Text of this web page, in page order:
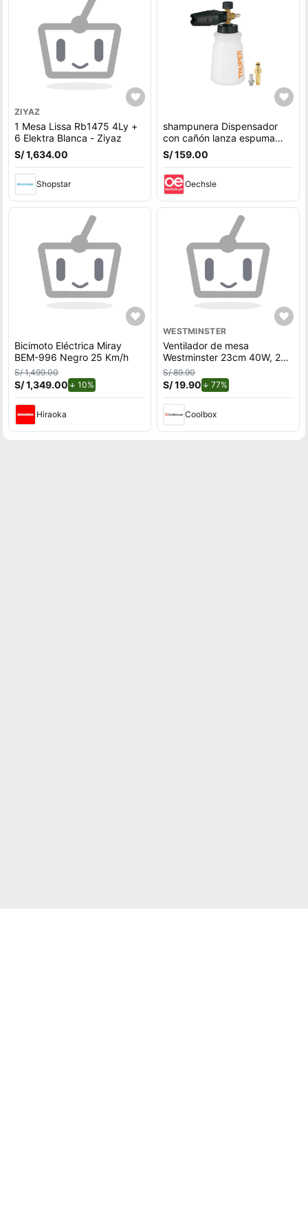
ZIYAZ
1 Mesa Lissa Rb1475 4Ly +
6 Elektra Blanca - Ziyaz
S/ 1,634.00
Shopstar
shampunera Dispensador
con cañón lanza espuma
para hidrolavadora
S/ 159.00
Oechsle
Bicimoto Eléctrica Miray
BEM-996 Negro 25 Km/h
S/ 1,499.00
S/ 1,349.00 10%
Hiraoka
WESTMINSTER
Ventilador de mesa
Westminster 23cm 40W, 2
velocidades, negro
S/ 89.90
S/ 19.90 77%de descuento.
Coolbox